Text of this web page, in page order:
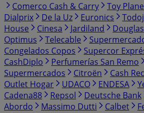
Comerco Cash & Carry
Toy
Dialprix
De la Uz Euronics
House
Cinesa Jardiland Douglas
Optimus
Telecable
Congelados Copos
Supercor
CashDiplo
Perfumerías San Remo
Supermercados
Citroën Cash
Outlet Hogar
UDACO ENDESA
Cadena88
Repsol Deutsche Bank
Abordo
Massimo Dutti Calbet